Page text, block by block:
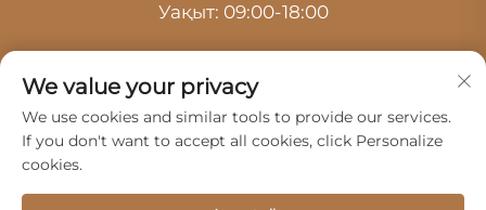
Уақыт: 09:00-18:00
© 2025, Ханчжоу Гуанцзи Автокөлік Қызметі
Барлық құқық қорғалған -
We value your privacy
We use cookies and similar tools to provide our services.
If you don't want to accept all cookies, click Personalize
cookies.